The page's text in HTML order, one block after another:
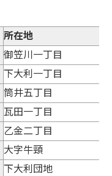
所在地
御笠川一丁目
下大利一丁目
筒井五丁目
瓦田一丁目
乙金二丁目
大字牛頸
下大利団地